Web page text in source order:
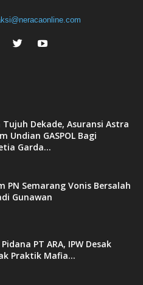
Dekade, Asuransi Astra
Undian GASPOL Bagi
Garda...
PN Semarang Vonis Bersalah
Gunawan
PT ARA, IPW Desak
Praktik Mafia...